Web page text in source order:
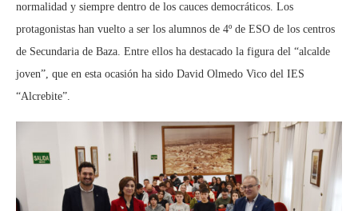
normalidad y siempre dentro de los cauces democráticos. Los
protagonistas han vuelto a ser los alumnos de 4º de ESO de los centros
de Secundaria de Baza. Entre ellos ha destacado la figura del “alcalde
joven”, que en esta ocasión ha sido David Olmedo Vico del IES
“Alcrebite”.